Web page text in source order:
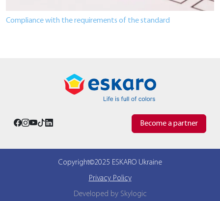
Compliance with the requirements of the standard
Become a partner
Copyright©2025 ESKARO Ukraine
Privacy Policy
Developed by Skylogic